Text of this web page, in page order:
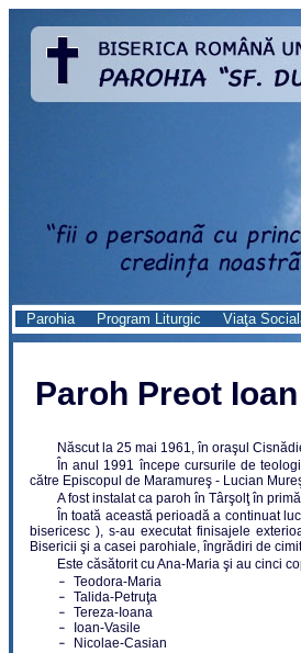
Parohia Program Liturgic Viaţa
Paroh Preot
Născut la 25 mai 1961, în oraşul
În anul 1991 începe cursurile de
către Episcopul de Maramureş - Lucian
A fost instalat ca paroh în Târşolţ în
În toată această perioadă a continuat
bisericesc ), s-au executat finisajele
Bisericii şi a casei parohiale, îngrădiri de
Este căsătorit cu Ana-Maria şi au cinci
Teodora-Maria
Talida-Petruţa
Tereza-Ioana
Ioan-Vasile
Nicolae-Casian